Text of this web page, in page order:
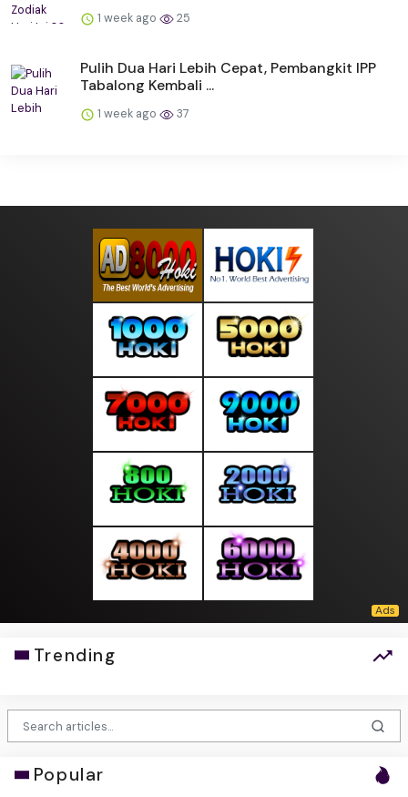
1 week ago 25
Pulih Dua Hari Lebih Cepat, Pembangkit IPP
Tabalong Kembali ...
1 week ago 37
Trending
Popular